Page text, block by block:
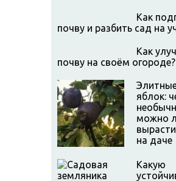
Как
почву и разбить сад на
Как
почву на своём огороде?
яблок:
можно
на даче
Какую